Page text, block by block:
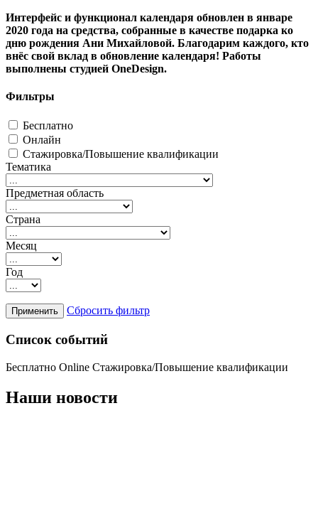
Интерфейс и функционал календаря обновлен в январе
2020 года на средства, собранные в качестве подарка ко
дню рождения Ани Михайловой. Благодарим каждого, кто
внёс свой вклад в обновление календаря! Работы
выполнены студией OneDesign.
Фильтры
Бесплатно
Онлайн
Стажировка/Повышение квалификации
Тематика
Предметная область
Страна
Месяц
Год
Сбросить фильтр
Список событий
Бесплатно Online Стажировка/Повышение квалификации
Наши новости